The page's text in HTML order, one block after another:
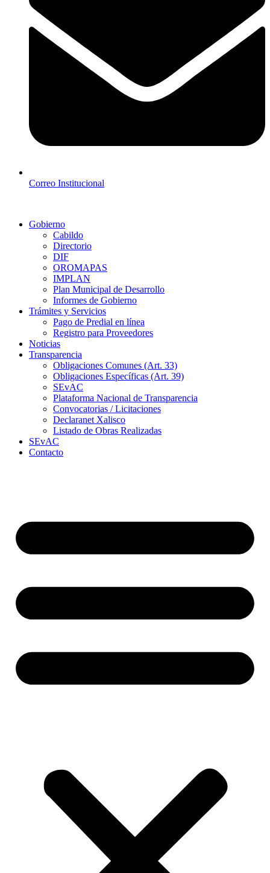
Correo Institucional
Gobierno
Cabildo
Directorio
DIF
OROMAPAS
IMPLAN
Plan Municipal de Desarrollo
Informes de Gobierno
Trámites y Servicios
Pago de Predial en línea
Registro para Proveedores
Noticias
Transparencia
Obligaciones Comunes (Art. 33)
Obligaciones Específicas (Art. 39)
SEvAC
Plataforma Nacional de Transparencia
Convocatorias / Licitaciones
Declaranet Xalisco
Listado de Obras Realizadas
SEvAC
Contacto